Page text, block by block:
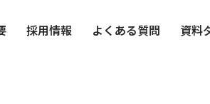
採用情報 よくある質問 資料